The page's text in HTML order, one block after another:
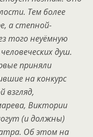
Тем более
а степной-
того неуёмную
душ.
приняли
на конкурс
взгляд,
Виктории
(и должны)
Об этом на